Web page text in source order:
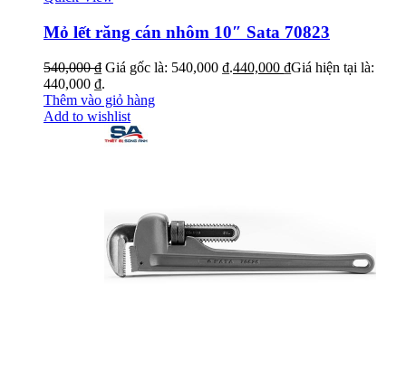
Mỏ lết răng cán nhôm 10″ Sata 70823
540,000₫ Giá gốc là: 540,000 ₫.440,000 ₫Giá hiện tại là:
440,000 ₫.
Thêm vào giỏ hàng
Add to wishlist